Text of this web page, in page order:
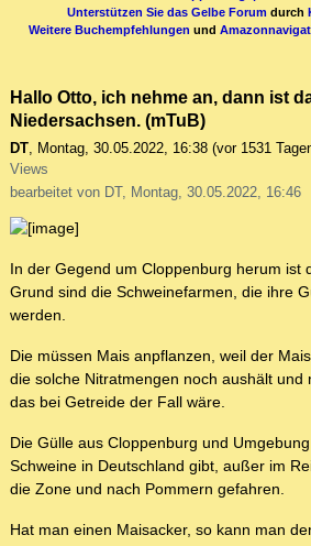
Unterstützen Sie das Gelbe Forum durch
Weitere Buchempfehlungen und
Hallo Otto, ich nehme an, dann ist
Niedersachsen. (mTuB)
DT, Montag, 30.05.2022, 16:38 (vor 1531
Views
bearbeitet von DT, Montag, 30.05.2022, 16:46
In der Gegend um Cloppenburg herum ist
Grund sind die Schweinefarmen, die ihre
werden.
Die müssen Mais anpflanzen, weil der
die solche Nitratmengen noch aushält und
das bei Getreide der Fall wäre.
Die Gülle aus Cloppenburg und
Schweine in Deutschland gibt, außer im
die Zone und nach Pommern gefahren.
Hat man einen Maisacker, so kann man